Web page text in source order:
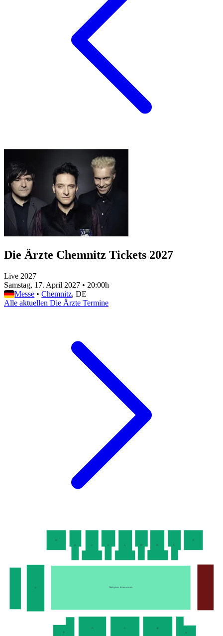
Die Ärzte Chemnitz Tickets 2027
Live 2027
Samstag, 17. April 2027 • 20:00h
Messe • Chemnitz, DE
Alle aktuellen Die Ärzte Termine
A
B
C
D
E
F
G
H J K L M N O
P
Stehplatz Innenraum